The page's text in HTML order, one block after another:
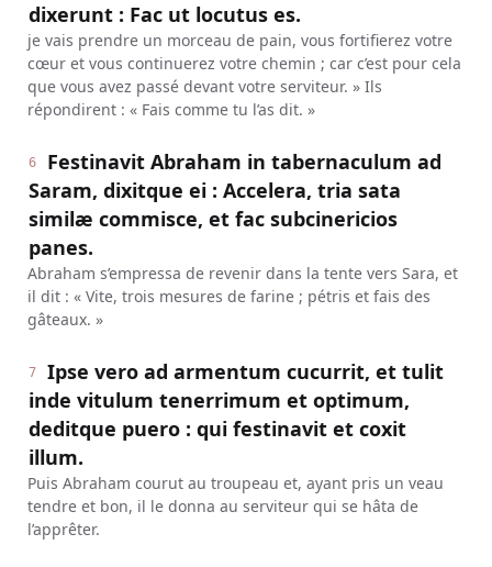
dixerunt : Fac ut locutus es.
je vais prendre un morceau de pain, vous fortifierez votre
cœur et vous continuerez votre chemin ; car c’est pour cela
que vous avez passé devant votre serviteur. » Ils
répondirent : « Fais comme tu l’as dit. »
6
Festinavit Abraham in tabernaculum ad
Saram, dixitque ei : Accelera, tria sata
similæ commisce, et fac subcinericios
panes.
Abraham s’empressa de revenir dans la tente vers Sara, et
il dit : « Vite, trois mesures de farine ; pétris et fais des
gâteaux. »
7
Ipse vero ad armentum cucurrit, et tulit
inde vitulum tenerrimum et optimum,
deditque puero : qui festinavit et coxit
illum.
Puis Abraham courut au troupeau et, ayant pris un veau
tendre et bon, il le donna au serviteur qui se hâta de
l’apprêter.